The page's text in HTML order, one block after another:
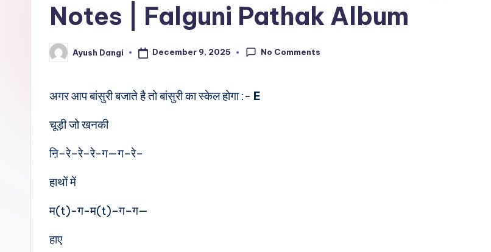
N
Notes | Falguni Pathak Album
Posted
by
Ayush Dangi December 9, 2025 No Comments
अगर आप बांसुरी बजाते है तो बांसुरी का स्केल होगा :- E
चूड़ी जो खनकी
ऩि–रे–रे–रे-ग—ग–रे–
हाथों में
म(t)-ग-म(t)–ग–ग—
हाए